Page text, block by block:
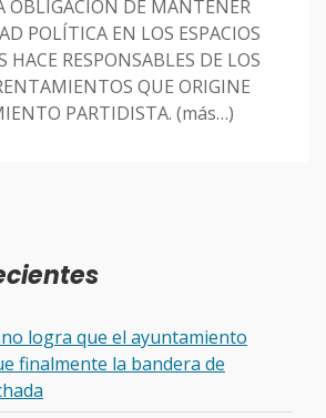
OBLIGACIÓN DE MANTENER
POLÍTICA EN LOS ESPACIOS
HACE RESPONSABLES DE LOS
QUE ORIGINE
PARTIDISTA. (más…)
logra que el ayuntamiento
finalmente la bandera de